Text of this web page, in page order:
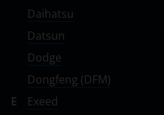
Daihatsu
Datsun
Dodge
Dongfeng (DFM)
E
Exeed